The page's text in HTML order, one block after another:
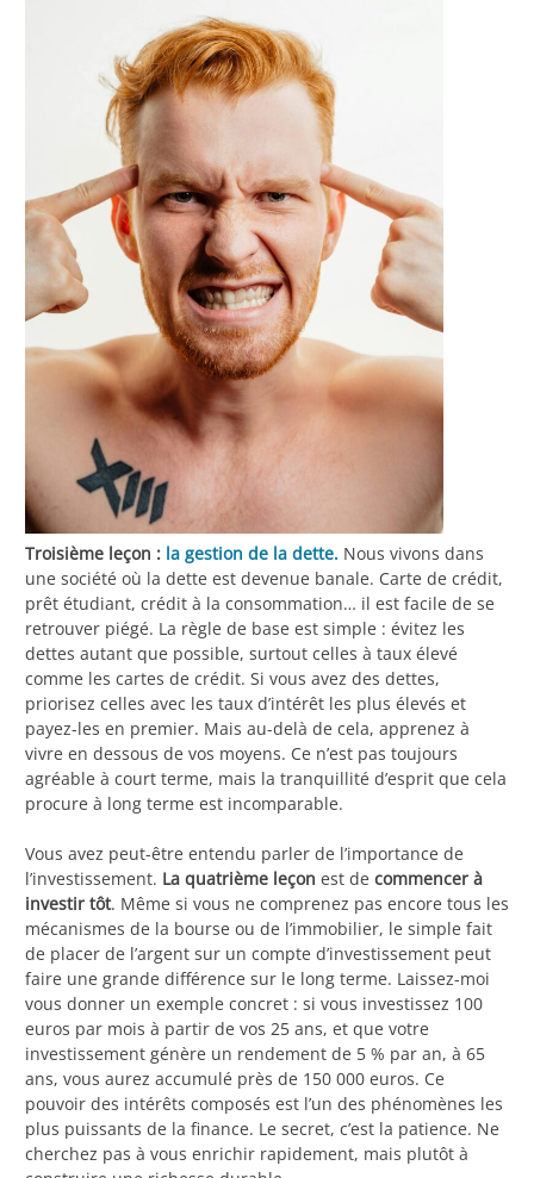
Troisième leçon : la gestion de la dette. Nous vivons dans
une société où la dette est devenue banale. Carte de crédit,
prêt étudiant, crédit à la consommation… il est facile de se
retrouver piégé. La règle de base est simple : évitez les
dettes autant que possible, surtout celles à taux élevé
comme les cartes de crédit. Si vous avez des dettes,
priorisez celles avec les taux d’intérêt les plus élevés et
payez-les en premier. Mais au-delà de cela, apprenez à
vivre en dessous de vos moyens. Ce n’est pas toujours
agréable à court terme, mais la tranquillité d’esprit que cela
procure à long terme est incomparable.
Vous avez peut-être entendu parler de l’importance de
l’investissement. La quatrième leçon est de commencer à
investir tôt. Même si vous ne comprenez pas encore tous les
mécanismes de la bourse ou de l’immobilier, le simple fait
de placer de l’argent sur un compte d’investissement peut
faire une grande différence sur le long terme. Laissez-moi
vous donner un exemple concret : si vous investissez 100
euros par mois à partir de vos 25 ans, et que votre
investissement génère un rendement de 5 % par an, à 65
ans, vous aurez accumulé près de 150 000 euros. Ce
pouvoir des intérêts composés est l’un des phénomènes les
plus puissants de la finance. Le secret, c’est la patience. Ne
cherchez pas à vous enrichir rapidement, mais plutôt à